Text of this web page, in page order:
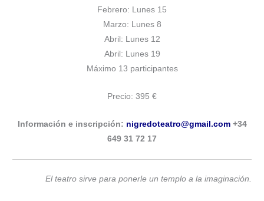
Febrero: Lunes 15
Marzo: Lunes 8
Abril: Lunes 12
Abril: Lunes 19
Máximo 13 participantes
Precio: 395 €
Información e inscripción: nigredoteatro@gmail.com +34
649 31 72 17
El teatro sirve para ponerle un templo a la imaginación.